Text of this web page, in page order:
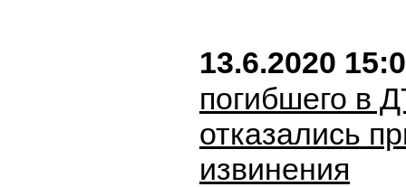
13.6.2020
погибшего в
отказались
извинения